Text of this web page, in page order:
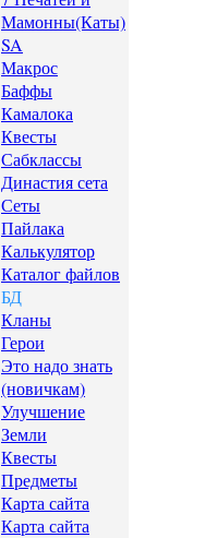
Мамонны(Каты)
SA
Макрос
Баффы
Камалока
Квесты
Сабклассы
Династия сета
Сеты
Пайлака
Калькулятор
Каталог файлов
БД
Кланы
Герои
Это надо знать
(новичкам)
Улучшение
Земли
Квесты
Предметы
Карта сайта
Карта сайта